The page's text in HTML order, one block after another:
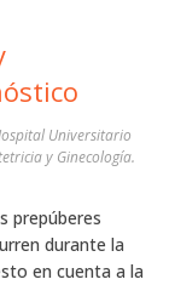
Universitario
y Ginecología.
prepúberes
durante la
en cuenta a la